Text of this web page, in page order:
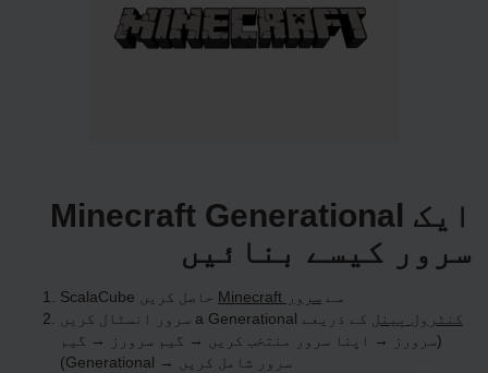
ایک Minecraft Generational
سرور کیسے بنائیں
ScalaCube سے Minecraft سرور
حاصل کریں
کنٹرول پینل
کے ذریعے a Generational سرور انسٹال کریں
(سرورز → اپنا سرور منتخب کریں → گیم سرورز → گیم
سرور شامل کریں → Generational)